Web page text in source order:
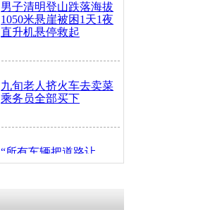
男子清明登山跌落海拔
1050米悬崖被困1天1夜
直升机悬停救起
九旬老人挤火车去卖菜
乘务员全部买下
“所有车辆把道路让
开！”儿童突发疾病交